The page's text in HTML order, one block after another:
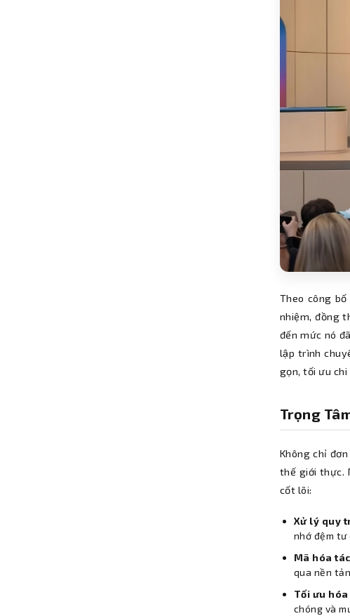
Theo công
nhiệm, đồng
đến mức nó
lập trình
gọn, tối ưu
Trọng
Không chỉ
thế giới thực.
cốt lõi:
Xử lý quy
nhớ đệm tư
Mã hóa
qua nền
Tối ưu
chóng và